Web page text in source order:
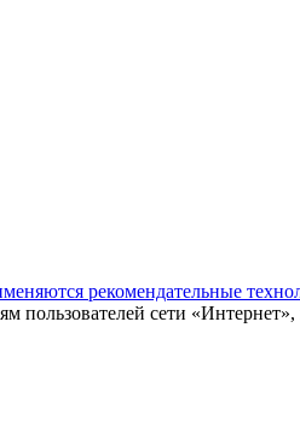
рекомендательные
пользователей сети